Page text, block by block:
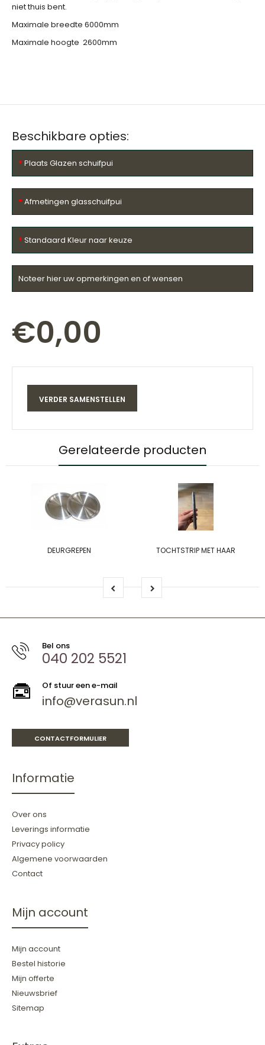
niet thuis bent.
Maximale breedte 6000mm
Maximale hoogte 2600mm
Beschikbare opties:
Plaats Glazen schuifpui
Afmetingen glasschuifpui
Standaard Kleur naar keuze
Noteer hier uw opmerkingen en of wensen
€0,00
Gerelateerde producten
DEURGREPEN TOCHTSTRIP MET HAAR
Bel ons
040 202 5521
Of stuur een e-mail
info@verasun.nl
CONTACTFORMULIER
Informatie
Over ons
Leverings informatie
Privacy policy
Algemene voorwaarden
Contact
Mijn account
Mijn account
Bestel historie
Mijn offerte
Nieuwsbrief
Sitemap